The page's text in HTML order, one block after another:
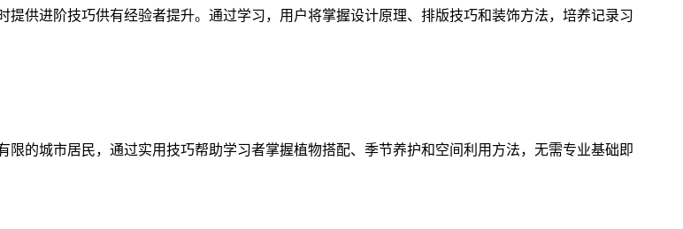
供进阶技巧供有经验者提升。通过学习，用户将掌握设计原理、排版技巧和装饰方法，培养记录习
的城市居民，通过实用技巧帮助学习者掌握植物搭配、季节养护和空间利用方法，无需专业基础即